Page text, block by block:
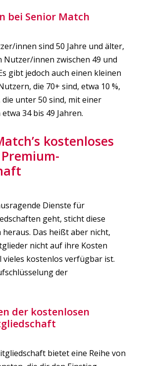
bei Senior Match
innen sind 50 Jahre und älter,
Nutzer/innen zwischen 49 und
gibt jedoch auch einen kleinen
die 70+ sind, etwa 10 %,
die unter 50 sind, mit einer
34 bis 49 Jahren.
kostenloses
Dienste für
geht, sticht diese
Das heißt aber nicht,
nicht auf ihre Kosten
vieles kostenlos verfügbar ist.
der
der kostenlosen
bietet eine Reihe von